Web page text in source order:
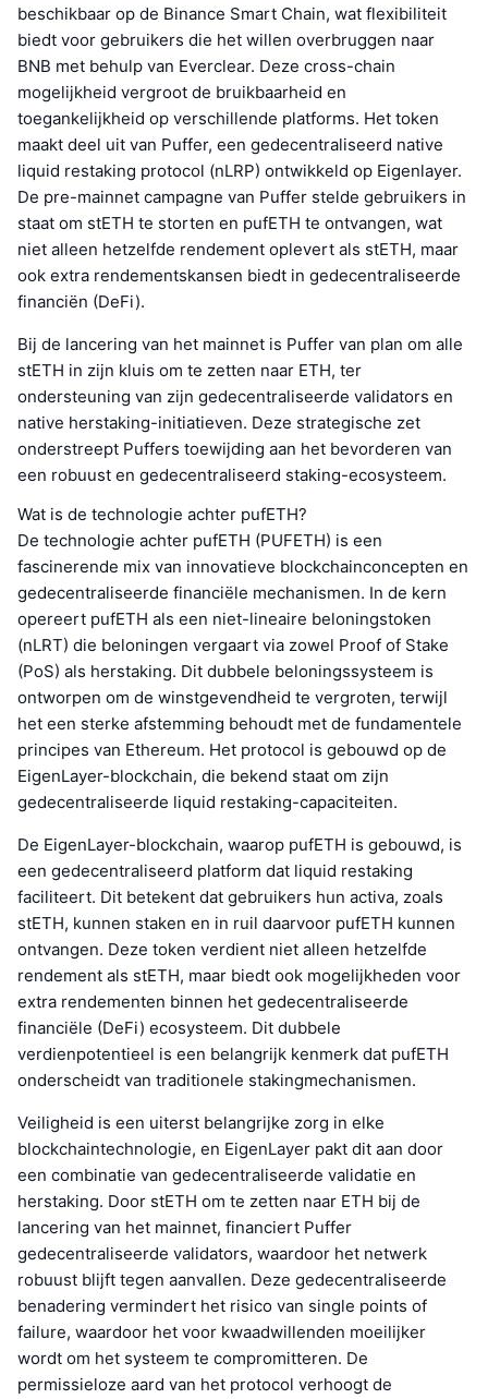
beschikbaar op de Binance Smart Chain, wat flexibiliteit
biedt voor gebruikers die het willen overbruggen naar
BNB met behulp van Everclear. Deze cross-chain
mogelijkheid vergroot de bruikbaarheid en
toegankelijkheid op verschillende platforms. Het token
maakt deel uit van Puffer, een gedecentraliseerd native
liquid restaking protocol (nLRP) ontwikkeld op Eigenlayer.
De pre-mainnet campagne van Puffer stelde gebruikers in
staat om stETH te storten en pufETH te ontvangen, wat
niet alleen hetzelfde rendement oplevert als stETH, maar
ook extra rendementskansen biedt in gedecentraliseerde
financiën (DeFi).
Bij de lancering van het mainnet is Puffer van plan om alle
stETH in zijn kluis om te zetten naar ETH, ter
ondersteuning van zijn gedecentraliseerde validators en
native herstaking-initiatieven. Deze strategische zet
onderstreept Puffers toewijding aan het bevorderen van
een robuust en gedecentraliseerd staking-ecosysteem.
Wat is de technologie achter pufETH?
De technologie achter pufETH (PUFETH) is een
fascinerende mix van innovatieve blockchainconcepten en
gedecentraliseerde financiële mechanismen. In de kern
opereert pufETH als een niet-lineaire beloningstoken
(nLRT) die beloningen vergaart via zowel Proof of Stake
(PoS) als herstaking. Dit dubbele beloningssysteem is
ontworpen om de winstgevendheid te vergroten, terwijl
het een sterke afstemming behoudt met de fundamentele
principes van Ethereum. Het protocol is gebouwd op de
EigenLayer-blockchain, die bekend staat om zijn
gedecentraliseerde liquid restaking-capaciteiten.
De EigenLayer-blockchain, waarop pufETH is gebouwd, is
een gedecentraliseerd platform dat liquid restaking
faciliteert. Dit betekent dat gebruikers hun activa, zoals
stETH, kunnen staken en in ruil daarvoor pufETH kunnen
ontvangen. Deze token verdient niet alleen hetzelfde
rendement als stETH, maar biedt ook mogelijkheden voor
extra rendementen binnen het gedecentraliseerde
financiële (DeFi) ecosysteem. Dit dubbele
verdienpotentieel is een belangrijk kenmerk dat pufETH
onderscheidt van traditionele stakingmechanismen.
Veiligheid is een uiterst belangrijke zorg in elke
blockchaintechnologie, en EigenLayer pakt dit aan door
een combinatie van gedecentraliseerde validatie en
herstaking. Door stETH om te zetten naar ETH bij de
lancering van het mainnet, financiert Puffer
gedecentraliseerde validators, waardoor het netwerk
robuust blijft tegen aanvallen. Deze gedecentraliseerde
benadering vermindert het risico van single points of
failure, waardoor het voor kwaadwillenden moeilijker
wordt om het systeem te compromitteren. De
permissieloze aard van het protocol verhoogt de